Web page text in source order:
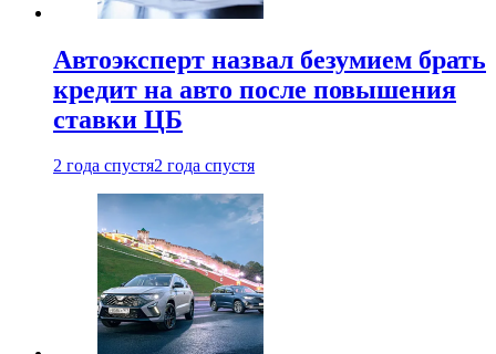
Автоэксперт назвал безумием брать
кредит на авто после повышения
ставки ЦБ
2 года спустя2 года спустя